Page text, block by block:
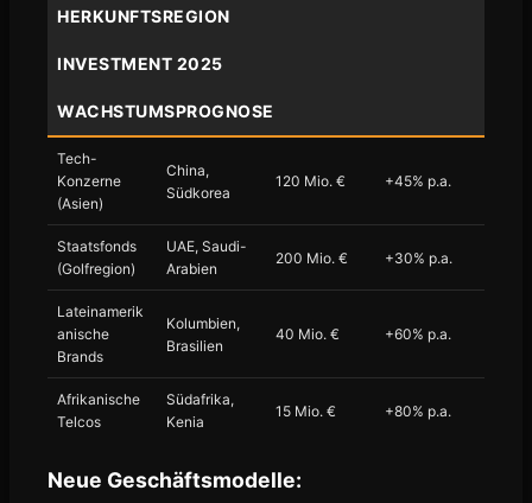
HERKUNFTSREGION
INVESTMENT 2025
WACHSTUMSPROGNOSE
Tech-
Konzerne
(Asien)
China,
Südkorea
120 Mio. € +45% p.a.
Staatsfonds
(Golfregion)
UAE, Saudi-
Arabien
200 Mio. € +30% p.a.
Lateinamerik
anische
Brands
Kolumbien,
Brasilien
40 Mio. € +60% p.a.
Afrikanische
Telcos
Südafrika,
Kenia
15 Mio. € +80% p.a.
Neue Geschäftsmodelle: